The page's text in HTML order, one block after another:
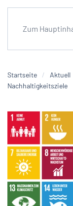
Zum
Startseite Aktuell
Nachhaltigkeitsziele